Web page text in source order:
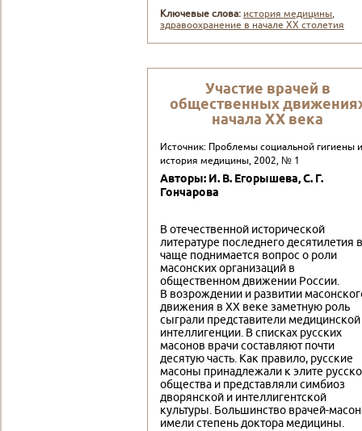
Ключевые слова: история медицины,
здравоохранение в начале XX столетия
Участие врачей в
общественных
начала ХХ века
Источник: Проблемы социальной гигиены и
история медицины, 2002, № 1
Авторы: И. В. Егорышева, С. Г.
Гончарова
В отечественной исторической
литературе последнего десятилетия
чаще поднимается вопрос о роли
масонских организаций в
общественном движении России.
В возрождении и развитии
движения в XX веке заметную роль
сыграли представители медицинской
интеллигенции. В списках русских
масонов врачи составляют почти
десятую часть. Как правило, русские
масоны принадлежали к элите
общества и представляли симбиоз
дворянской и интеллигентской
культуры. Большинство врачей-
имели степень доктора медицины.